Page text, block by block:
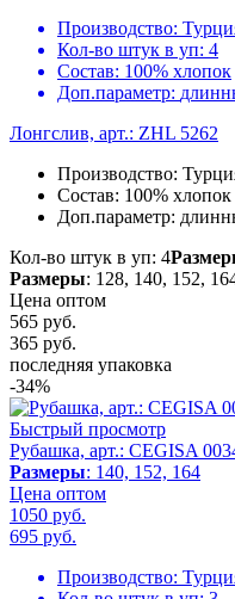
Производство:
Кол-во штук в уп: 4
Состав: 100% хлопок
Доп.параметр:
Лонгслив, арт.: ZHL 5262
Производство:
Состав: 100% хлопок
Доп.параметр:
Кол-во штук в уп: 4
Размеры: 128, 140, 152,
Цена оптом
565 руб.
365 руб.
последняя упаковка
-34%
Быстрый просмотр
Рубашка, арт.: CEGISA
Размеры: 140, 152, 164
Цена оптом
1050 руб.
695 руб.
Производство: